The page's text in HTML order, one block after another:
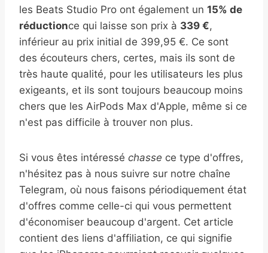
les Beats Studio Pro ont également un 15% de
réductionce qui laisse son prix à 339 €,
inférieur au prix initial de 399,95 €. Ce sont
des écouteurs chers, certes, mais ils sont de
très haute qualité, pour les utilisateurs les plus
exigeants, et ils sont toujours beaucoup moins
chers que les AirPods Max d'Apple, même si ce
n'est pas difficile à trouver non plus.
Si vous êtes intéressé chasse ce type d'offres,
n'hésitez pas à nous suivre sur notre chaîne
Telegram, où nous faisons périodiquement état
d'offres comme celle-ci qui vous permettent
d'économiser beaucoup d'argent. Cet article
contient des liens d'affiliation, ce qui signifie